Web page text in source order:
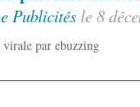
Publicités le 8
par ebuzzing